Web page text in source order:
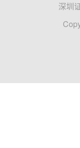
深圳